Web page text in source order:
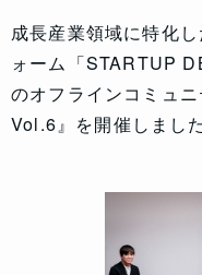
成長産業領域に特化
ォーム「STARTUP
のオフラインコミュ
Vol.6』を開催しました